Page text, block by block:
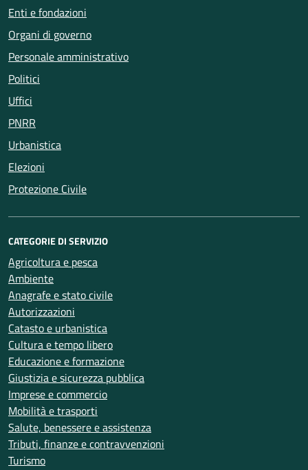
Enti e fondazioni
Organi di governo
Personale amministrativo
Politici
Uffici
PNRR
Urbanistica
Elezioni
Protezione Civile
CATEGORIE DI SERVIZIO
Agricoltura e pesca
Ambiente
Anagrafe e stato civile
Autorizzazioni
Catasto e urbanistica
Cultura e tempo libero
Educazione e formazione
Giustizia e sicurezza pubblica
Imprese e commercio
Mobilità e trasporti
Salute, benessere e assistenza
Tributi, finanze e contravvenzioni
Turismo